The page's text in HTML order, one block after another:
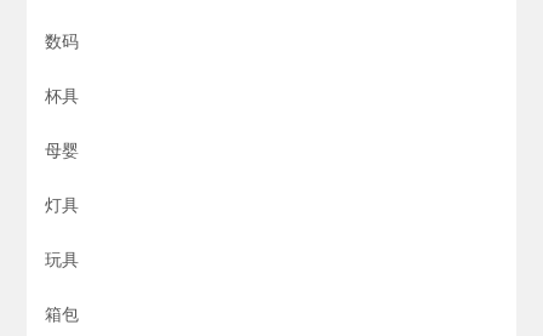
数码
杯具
母婴
灯具
玩具
箱包